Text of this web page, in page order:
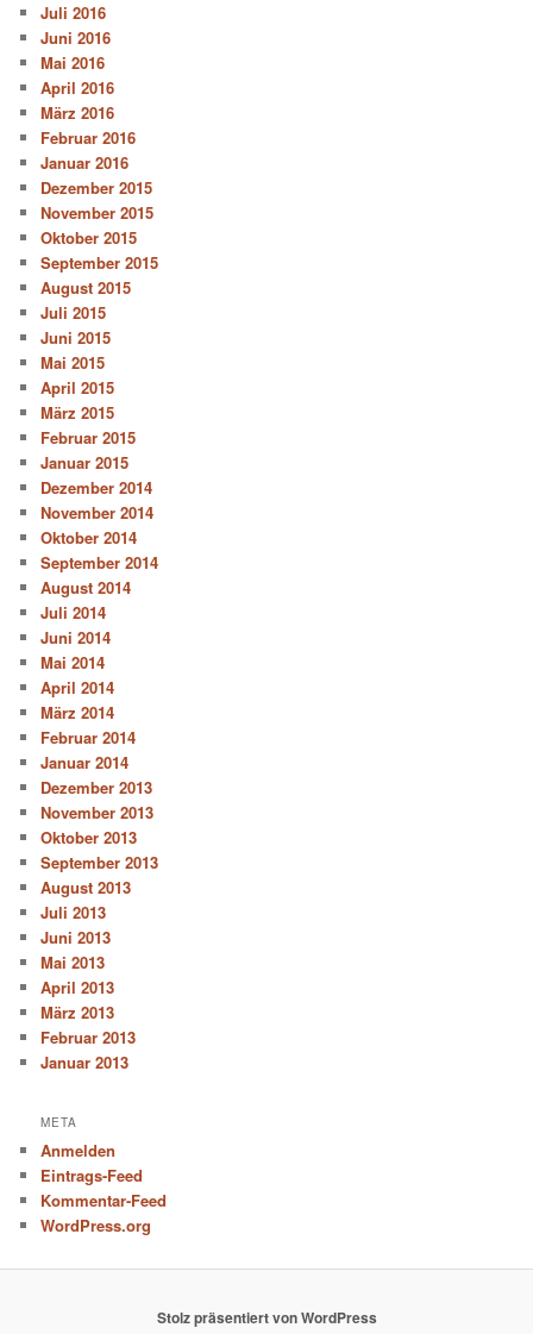
Juli 2016
Juni 2016
Mai 2016
April 2016
März 2016
Februar 2016
Januar 2016
Dezember 2015
November 2015
Oktober 2015
September 2015
August 2015
Juli 2015
Juni 2015
Mai 2015
April 2015
März 2015
Februar 2015
Januar 2015
Dezember 2014
November 2014
Oktober 2014
September 2014
August 2014
Juli 2014
Juni 2014
Mai 2014
April 2014
März 2014
Februar 2014
Januar 2014
Dezember 2013
November 2013
Oktober 2013
September 2013
August 2013
Juli 2013
Juni 2013
Mai 2013
April 2013
März 2013
Februar 2013
Januar 2013
META
Anmelden
Eintrags-Feed
Kommentar-Feed
WordPress.org
Stolz präsentiert von WordPress